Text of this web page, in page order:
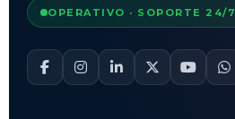
OPERATIVO · SOPORTE 24/7